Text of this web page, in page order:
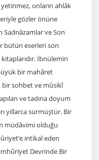
onların ahlâk
gözler önüne
Sadrıâzamlar ve Son
bütün eserleri son
İbnülemin
bir mahâret
bir sohbet ve mûsikî
ve tadına doyum
yıllarca sürmüştür. Bir
müdâvimi olduğu
intikal eden
Devrinde Bir